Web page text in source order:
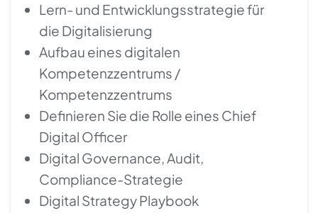
Lern- und Entwicklungsstrategie für
die Digitalisierung
Aufbau eines digitalen
Kompetenzzentrums /
Kompetenzzentrums
Definieren Sie die Rolle eines Chief
Digital Officer
Digital Governance, Audit,
Compliance-Strategie
Digital Strategy Playbook